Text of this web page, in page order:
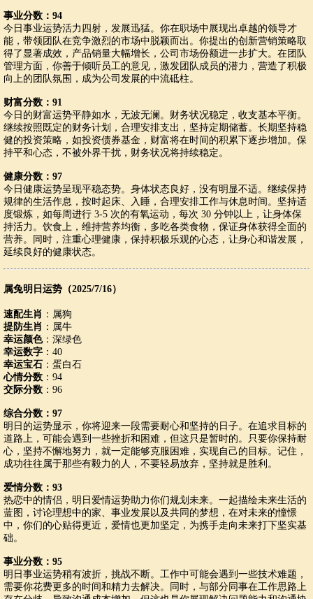
事业分数：94
今日事业运势活力四射，发展迅猛。你在职场中展现出卓越的领导才
能，带领团队在竞争激烈的市场中脱颖而出。你提出的创新营销策略取
得了显著成效，产品销量大幅增长，公司市场份额进一步扩大。在团队
管理方面，你善于倾听员工的意见，激发团队成员的潜力，营造了积极
向上的团队氛围，成为公司发展的中流砥柱。
财富分数：91
今日的财富运势平静如水，无波无澜。财务状况稳定，收支基本平衡。
继续按照既定的财务计划，合理安排支出，坚持定期储蓄。长期坚持稳
健的投资策略，如投资债券基金，财富将在时间的积累下逐步增加。保
持平和心态，不被外界干扰，财务状况将持续稳定。
健康分数：97
今日健康运势呈现平稳态势。身体状态良好，没有明显不适。继续保持
规律的生活作息，按时起床、入睡，合理安排工作与休息时间。坚持适
度锻炼，如每周进行 3-5 次的有氧运动，每次 30 分钟以上，让身体保
持活力。饮食上，维持营养均衡，多吃各类食物，保证身体获得全面的
营养。同时，注重心理健康，保持积极乐观的心态，让身心和谐发展，
延续良好的健康状态。
属兔明日运势（2025/7/16）
速配生肖 ：属狗
提防生肖 ：属牛
幸运颜色：深绿色
幸运数字 ：40
幸运宝石 ：蛋白石
心情分数 ：94
交际分数 ：96
综合分数：97
明日的运势显示，你将迎来一段需要耐心和坚持的日子。在追求目标的
道路上，可能会遇到一些挫折和困难，但这只是暂时的。只要你保持耐
心，坚持不懈地努力，就一定能够克服困难，实现自己的目标。记住，
成功往往属于那些有毅力的人，不要轻易放弃，坚持就是胜利。
爱情分数：93
热恋中的情侣，明日爱情运势助力你们规划未来。一起描绘未来生活的
蓝图，讨论理想中的家、事业发展以及共同的梦想，在对未来的憧憬
中，你们的心贴得更近，爱情也更加坚定，为携手走向未来打下坚实基
础。
事业分数：95
明日事业运势稍有波折，挑战不断。工作中可能会遇到一些技术难题，
需要你花费更多的时间和精力去解决。同时，与部分同事在工作思路上